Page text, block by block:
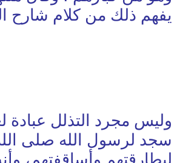
يفهم ذلك من كلام شارح
وليس مجرد التذلل عبادة
سجد لرسول الله صلى